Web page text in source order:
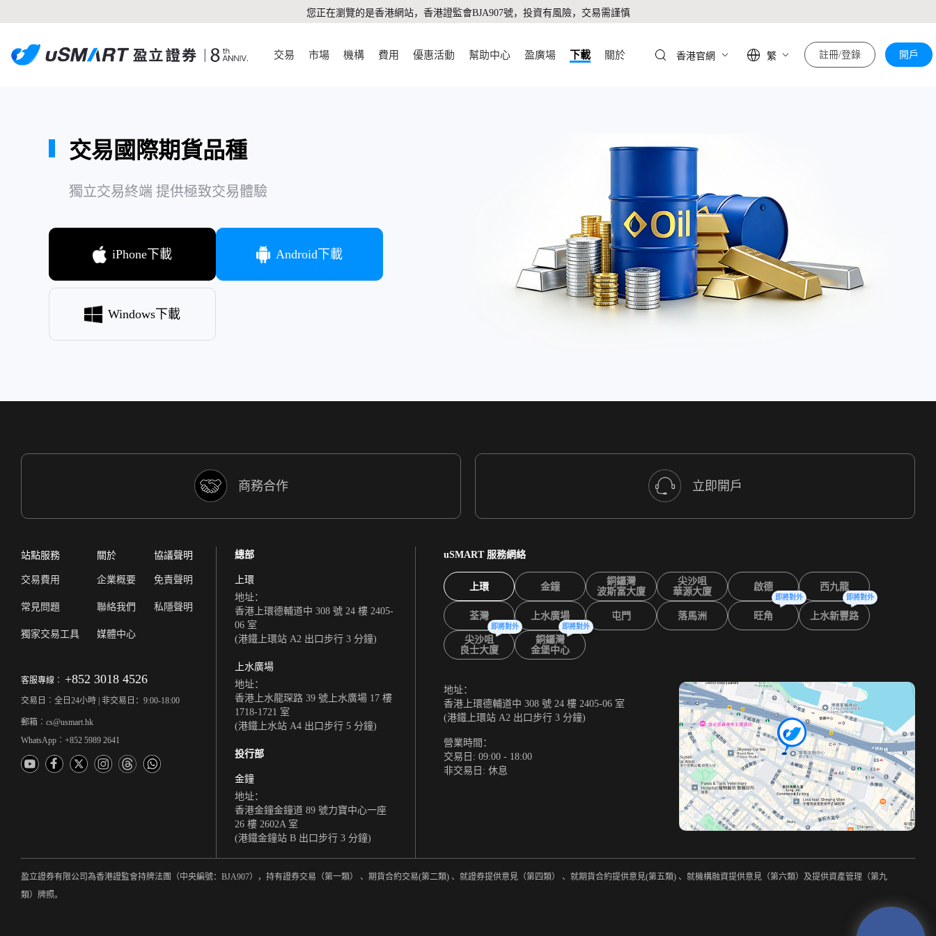
您正在瀏覽的是香港網站，香港證監會BJA907號，投資有風險，交易需謹慎
交易 市場 機構 費用 優惠活動 幫助中心 盈廣場 下載 關於 香港官網 繁 註冊/登錄 開戶
交易國際期貨品種
獨立交易終端 提供極致交易體驗
iPhone下載 Android下載
Windows下載
商務合作 立即開戶
站點服務
交易費用
常見問題
獨家交易工具
關於
企業概要
聯絡我們
媒體中心
協議聲明
免責聲明
私隱聲明
客服專線︰ +852 3018 4526
交易日︰全日24小時 | 非交易日：9:00-18:00
郵箱︰cs@usmart.hk
WhatsApp︰+852 5989 2641
總部
上環
地址：
香港上環德輔道中 308 號 24 樓 2405-
06 室
(港鐵上環站 A2 出口步行 3 分鐘)
上水廣場
地址：
香港上水龍琛路 39 號上水廣場 17 樓
1718-1721 室
(港鐵上水站 A4 出口步行 5 分鐘)
投行部
金鐘
地址：
香港金鐘金鐘道 89 號力寶中心一座
26 樓 2602A 室
(港鐵金鐘站 B 出口步行 3 分鐘)
uSMART 服務網絡
上環 金鐘
銅鑼灣
波斯富大廈
尖沙咀
華源大廈
啟德 西九龍
荃灣 上水廣場 屯門 落馬洲 旺角
即將對外
上水新豐路
即將對外
尖沙咀
良士大廈
即將對外
銅鑼灣
金堡中心
即將對外
地址：
香港上環德輔道中 308 號 24 樓 2405-06 室
(港鐵上環站 A2 出口步行 3 分鐘)
營業時間：
交易日: 09:00 - 18:00
非交易日: 休息
盈立證券有限公司為香港證監會持牌法團（中央編號：BJA907），持有證券交易（第一類） 、期貨合約交易(第二類) 、就證券提供意見（第四類） 、就期貨合約提供意見(第五類) 、就機構融資提供意見（第六類）及提供資產管理（第九
類）牌照。